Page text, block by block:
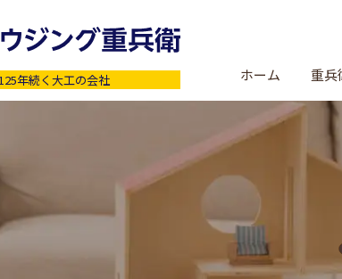
年続く大工の会社 ホーム 重兵